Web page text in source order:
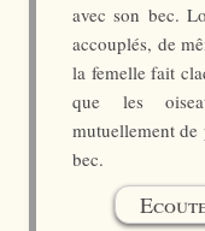
avec son bec.
accouplés, de
la femelle fait
que les
mutuellement de
bec.